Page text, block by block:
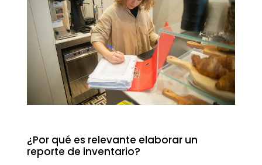
¿Por qué es relevante elaborar un
reporte de inventario?